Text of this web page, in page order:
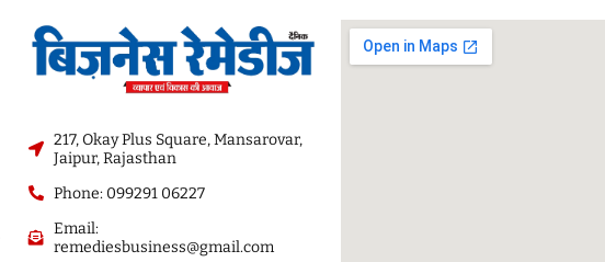
217, Okay Plus Square, Mansarovar,
Jaipur, Rajasthan
Phone: 099291 06227
Email:
remediesbusiness@gmail.com